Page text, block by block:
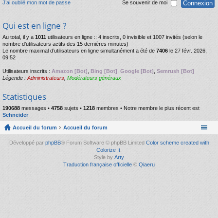
J’ai oublié mon mot de passe Se souvenir de moi
Qui est en ligne ?
Au total, il y a 1011 utilisateurs en ligne :: 4 inscrits, 0 invisible et 1007 invités (selon le
nombre d’utilisateurs actifs des 15 dernières minutes)
Le nombre maximal d’utilisateurs en ligne simultanément a été de 7406 le 27 févr. 2026,
09:52
Utilisateurs inscrits : Amazon [Bot] Bing [Bot] Google [Bot] Semrush [Bot]
Légende : Administrateurs Modérateurs généraux
Statistiques
190688 messages • 4758 sujets • 1218 membres • Notre membre le plus récent est
Schneider
Accueil du forum Accueil du forum
Développé par phpBB® Forum Software © phpBB Limited Color scheme created with
Colorize It.
Style by Arty
Traduction française officielle © Qiaeru